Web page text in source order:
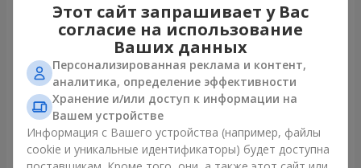
Букет "7 розовых роз!"
999 грн
Заказать
Романтический букет
"Небеса"
Заказать
Этот сайт запрашивает у Вас
согласие на использование
Ваших данных
Персонализированная реклама и контент,
аналитика, определение эффективности
Хранение и/или доступ к информации на
Вашем устройстве
Информация с Вашего устройства (например, файлы
cookie и уникальные идентификаторы) будет доступна